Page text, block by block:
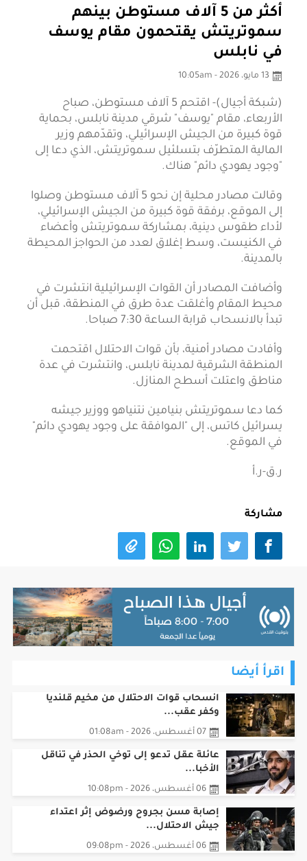
أكثر من 5 آلاف مستوطن بينهم
سموتريتش يقتحمون مقام يوسف
في نابلس
13 مايو، 2026 - 10:05am
(شبكة أجيال)- اقتحم 5 آلاف مستوطن، صباح
الأربعاء، مقام "يوسف" شرقي مدينة نابلس، بحماية
قوة كبيرة من الجيش الإسرائيلي، وتقدّمهم وزير
المالية المتطرّف بتسلئيل سموتريتش، الذي دعا إلى
"وجود يهودي دائم" هناك.
وقالت مصادر محلية إن نحو 5 آلاف مستوطن وصلوا
إلى الموقع، برفقة قوة كبيرة من الجيش الإسرائيلي،
لأداء طقوس دينية، بمشاركة سموتريتش وأعضاء
في الكنيست، وسط إغلاق لعدد من الحواجز المحيطة
بالمدينة.
وأضافت المصادر أن القوات الإسرائيلية انتشرت في
محيط المقام وأغلقت عدة طرق في المنطقة، قبل أن
تبدأ بالانسحاب قرابة الساعة 7:30 صباحا.
وأفادت مصادر أمنية، بأن قوات الاحتلال اقتحمت
المنطقة الشرقية لمدينة نابلس، وانتشرت في عدة
مناطق واعتلت أسطح المنازل.
كما دعا سموتريتش بنيامين نتنياهو ووزير جيشه
يسرائيل كاتس، إلى "الموافقة على وجود يهودي دائم"
في الموقع.
ر.ق-ر.أ
مشاركة
اقرأ أيضا
انسحاب قوات الاحتلال من مخيم قلنديا
وكفر عقب...
07 أغسطس، 2026 - 01:08am
عائلة عقل تدعو إلى توخي الحذر في تناقل
الأخبا...
06 أغسطس، 2026 - 10:08pm
إصابة مسن بجروح ورضوض إثر اعتداء
جيش الاحتلال...
06 أغسطس، 2026 - 09:08pm